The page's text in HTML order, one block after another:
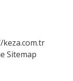
Sitemap